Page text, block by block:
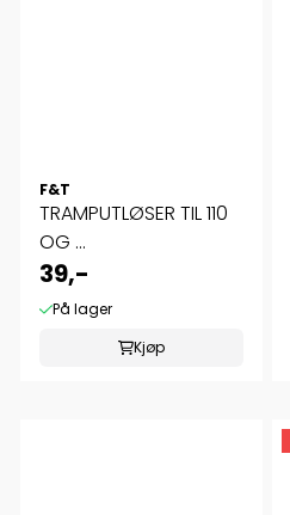
F&T
TRAMPUTLØSER TIL 110
OG ...
39,-
På lager
Kjøp